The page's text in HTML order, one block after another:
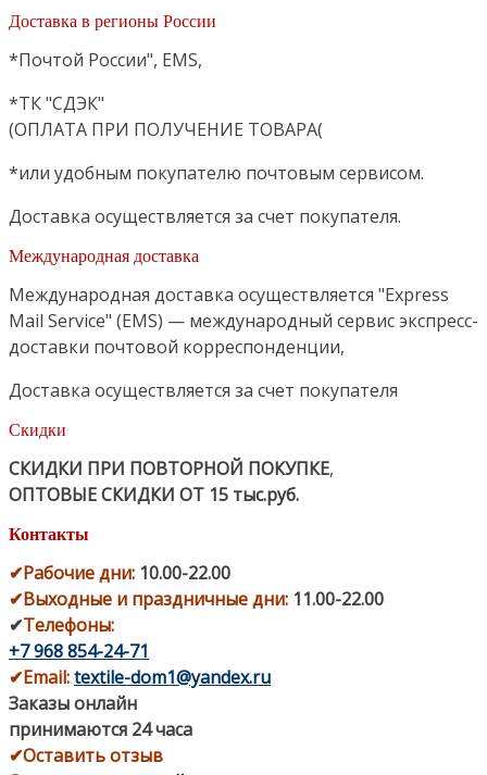
Доставка в регионы России
*Почтой России", EMS,
*ТК "СДЭК"
(ОПЛАТА ПРИ ПОЛУЧЕНИЕ ТОВАРА(
*или удобным покупателю почтовым сервисом.
Доставка осуществляется за счет покупателя.
Международная доставка
Международная доставка осуществляется "Express
Mail Service" (EMS) — международный сервис экспресс-
доставки почтовой корреспонденции,
Доставка осуществляется за счет покупателя
Скидки
СКИДКИ ПРИ ПОВТОРНОЙ ПОКУПКЕ,
ОПТОВЫЕ СКИДКИ ОТ 15 тыс.руб.
Контакты
✔Рабочие дни: 10.00-22.00
✔Выходные и праздничные дни: 11.00-22.00
✔Телефоны:
+7 968 854-24-71
✔Email:textile-dom1@yandex.ru
Заказы онлайн
принимаются 24 часа
✔Оставить отзыв